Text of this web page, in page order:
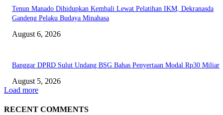
Tenun Manado Dihidupkan Kembali Lewat Pelatihan IKM, Dekranasda
Gandeng Pelaku Budaya Minahasa
August 6, 2026
Banggar DPRD Sulut Undang BSG Bahas Penyertaan Modal Rp30 Miliar
August 5, 2026
Load more
RECENT COMMENTS